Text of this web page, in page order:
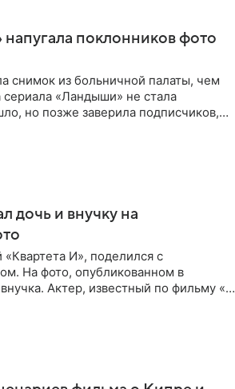
поклонников фото
снимок из больничной палаты, чем
«Ландыши» не стала
но позже заверила подписчиков,
дочь и внучку на
И», поделился с
На фото, опубликованном в
Актер, известный по фильму «О